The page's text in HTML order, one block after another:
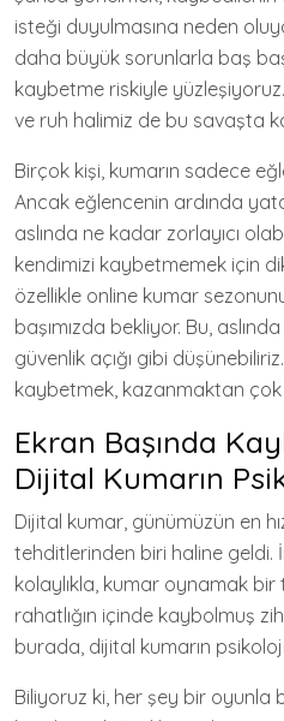
isteği duyulmasına neden
daha büyük sorunlarla baş
kaybetme riskiyle
ve ruh halimiz de bu savaşta
Birçok kişi, kumarın sadece
Ancak eğlencenin ardında
aslında ne kadar zorlayıcı
kendimizi kaybetmemek için
özellikle online kumar
başımızda bekliyor. Bu,
güvenlik açığı gibi
kaybetmek, kazanmaktan
Ekran Başında
Dijital Kumarın
Dijital kumar, günümüzün en
tehditlerinden biri haline geldi.
kolaylıkla, kumar oynamak bir
rahatlığın içinde kaybolmuş
burada, dijital kumarın
Biliyoruz ki, her şey bir oyunla